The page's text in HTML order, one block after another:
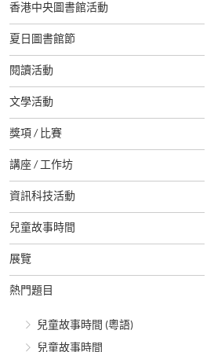
香港中央圖書館活動
夏日圖書館節
閱讀活動
文學活動
獎項 / 比賽
講座 / 工作坊
資訊科技活動
兒童故事時間
展覽
熱門題目
兒童故事時間 (粵語)
兒童故事時間